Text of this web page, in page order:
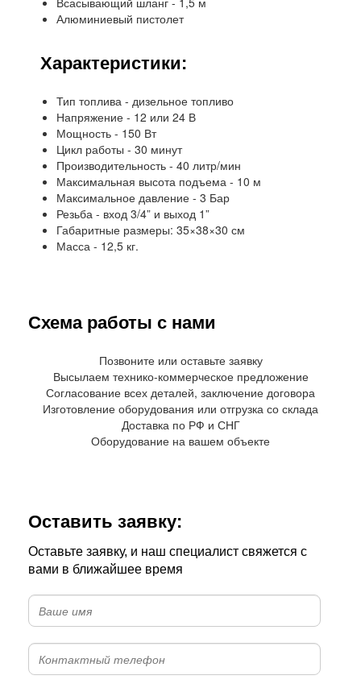
Алюминиевый пистолет
Характеристики:
Тип топлива - дизельное топливо
Напряжение - 12 или 24 В
Мощность - 150 Вт
Цикл работы - 30 минут
Производительность - 40 литр/мин
Максимальная высота подъема - 10 м
Максимальное давление - 3 Бар
Резьба - вход 3/4” и выход 1”
Габаритные размеры: 35×38×30 см
Масса - 12,5 кг.
Схема работы с нами
Позвоните или оставьте заявку
Высылаем технико-коммерческое предложение
Согласование всех деталей, заключение договора
Изготовление оборудования или отгрузка со склада
Доставка по РФ и СНГ
Оборудование на вашем объекте
Оставить заявку:
Оставьте заявку, и наш специалист свяжется с
вами в ближайшее время